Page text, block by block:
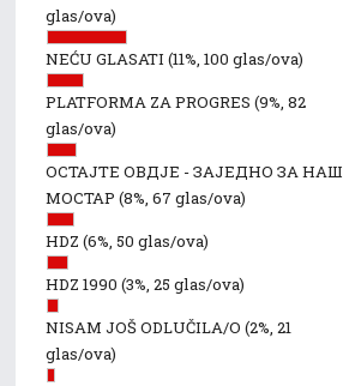
glas/ova)
NEĆU GLASATI (11%, 100 glas/ova)
PLATFORMA ZA PROGRES (9%, 82
glas/ova)
ОСТАЈТЕ ОВДЈЕ - ЗАЈЕДНО ЗА НАШ
МОСТАР (8%, 67 glas/ova)
HDZ (6%, 50 glas/ova)
HDZ 1990 (3%, 25 glas/ova)
NISAM JOŠ ODLUČILA/O (2%, 21
glas/ova)